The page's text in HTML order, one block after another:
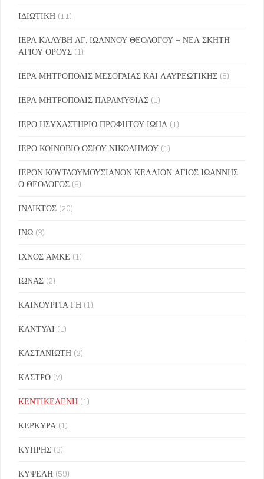
ΙΔΙΩΤΙΚΗ (11)
ΙΕΡΑ ΚΑΛΥΒΗ ΑΓ. ΙΩΑΝΝΟΥ ΘΕΟΛΟΓΟΥ – ΝΕΑ ΣΚΗΤΗ
ΑΓΙΟΥ ΟΡΟΥΣ (1)
ΙΕΡΑ ΜΗΤΡΟΠΟΛΙΣ ΜΕΣΟΓΑΙΑΣ ΚΑΙ ΛΑΥΡΕΩΤΙΚΗΣ (8)
ΙΕΡΑ ΜΗΤΡΟΠΟΛΙΣ ΠΑΡΑΜΥΘΙΑΣ (1)
ΙΕΡΟ ΗΣΥΧΑΣΤΗΡΙΟ ΠΡΟΦΗΤΟΥ ΙΩΗΛ (1)
ΙΕΡΟ ΚΟΙΝΟΒΙΟ ΟΣΙΟΥ ΝΙΚΟΔΗΜΟΥ (1)
ΙΕΡΟΝ ΚΟΥΤΛΟΥΜΟΥΣΙΑΝΟΝ ΚΕΛΛΙΟΝ ΑΓΙΟΣ ΙΩΑΝΝΗΣ
Ο ΘΕΟΛΟΓΟΣ (8)
ΙΝΔΙΚΤΟΣ (20)
ΙΝΩ (3)
ΙΧΝΟΣ ΑΜΚΕ (1)
ΙΩΝΑΣ (2)
ΚΑΙΝΟΥΡΓΙΑ ΓΗ (1)
ΚΑΝΤΥΛΙ (1)
ΚΑΣΤΑΝΙΩΤΗ (2)
ΚΑΣΤΡΟ (7)
ΚΕΝΤΙΚΕΛΕΝΗ (1)
ΚΕΡΚΥΡΑ (1)
ΚΥΠΡΗΣ (3)
ΚΥΨΕΛΗ (59)